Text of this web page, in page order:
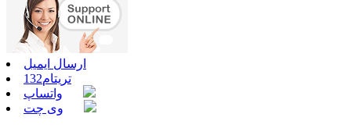
ارسال ایمیل
تریتام132
واتساپ
وی چت